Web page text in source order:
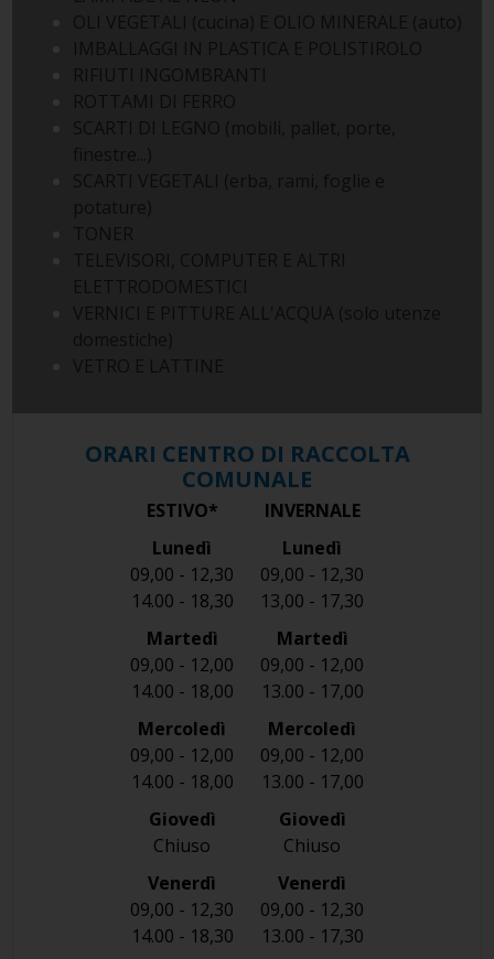
ORARI CENTRO DI RACCOLTA
COMUNALE
ESTIVO*
INVERNALE
Lunedì
09,00 - 12,30
14.00 - 18,30
Lunedì
09,00 - 12,30
13,00 - 17,30
Martedì
09,00 - 12,00
14.00 - 18,00
Martedì
09,00 - 12,00
13.00 - 17,00
Mercoledì
09,00 - 12,00
14.00 - 18,00
Mercoledì
09,00 - 12,00
13.00 - 17,00
Giovedì
Chiuso
Giovedì
Chiuso
Venerdì
09,00 - 12,30
14.00 - 18,30
Venerdì
09,00 - 12,30
13.00 - 17,30